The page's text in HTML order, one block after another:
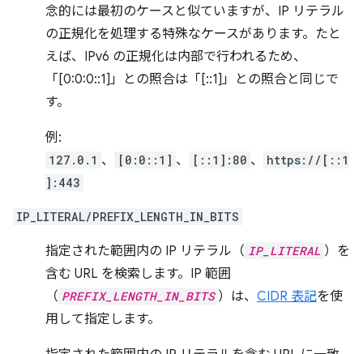
念的には最初のケースと似ていますが、IP リテラル
の正規化を処理する特殊なケースがあります。たと
えば、IPv6 の正規化は内部で行われるため、
「[0:0:0::1]」との照合は「[::1]」との照合と同じで
す。
例:
127.0.1 、 [0:0::1] 、 [::1]:80 、
https://[::1
]:443
IP_LITERAL/PREFIX_LENGTH_IN_BITS
指定された範囲内の IP リテラル（ IP_LITERAL ）を
含む URL を検索します。IP 範囲
（ PREFIX_LENGTH_IN_BITS ）は、 CIDR 表記を使
用して指定します。